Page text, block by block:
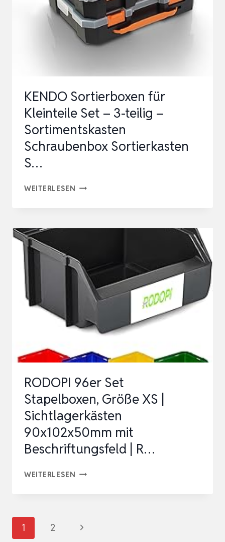
KLEINTEILEMAGAZIN
MIT
TRENNST…
KENDO Sortierboxen für
Kleinteile Set – 3-teilig –
Sortimentskasten
Schraubenbox Sortierkasten
S…
WEITERLESEN KENDO
–
3-
TEILIG
SORTIMENTSKASTEN
SCHRAUBENBOX
SORTIERKASTEN
RODOPI 96er Set
Stapelboxen, Größe XS |
Sichtlagerkästen
90x102x50mm mit
Beschriftungsfeld | R…
WEITERLESEN RODOPI
GRÖSSE X
Seitennavigation
1 2
Nächste